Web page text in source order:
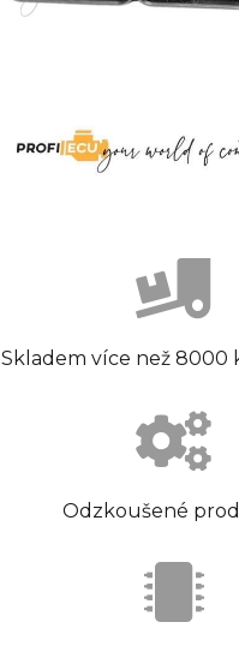
Skladem více než 8000
Odzkoušené